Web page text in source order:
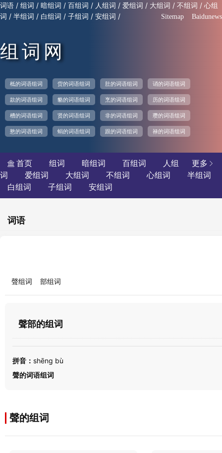
词语 / 组词 / 暗组词 / 百组词 / 人组词 / 爱组词 / 大组词 / 不组词 / 心组
词 / 半组词 / 白组词 / 子组词 / 安组词 / Sitemap Baidunews
组词网
柢的词语组词 赀的词语组词 肚的词语组词 诮的词语组词
款的词语组词 貉的词语组词 烹的词语组词 历的词语组词
槽的词语组词 贤的词语组词 非的词语组词 瓒的词语组词
憝的词语组词 蜎的词语组词 跟的词语组词 禄的词语组词
更多 
 首页 组词 暗组词 百组词
人组
词
爱组词 大组词 不组词 心组词
半组词
白组词
子组词 安组词
词语
聲组词 部组词
聲部的组词
拼音： shēng bù
聲的词语组词
聲的组词